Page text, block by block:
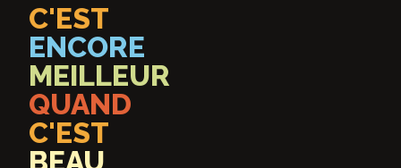
C'EST
ENCORE
MEILLEUR
QUAND
C'EST
BEAU